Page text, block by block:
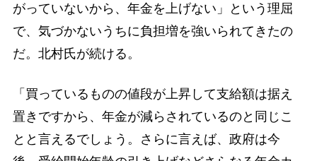
がっていないから、年金を上げない」という理屈
で、気づかないうちに負担増を強いられてきたの
だ。北村氏が続ける。
「買っているものの値段が上昇して支給額は据え
置きですから、年金が減らされているのと同じこ
とと言えるでしょう。さらに言えば、政府は今